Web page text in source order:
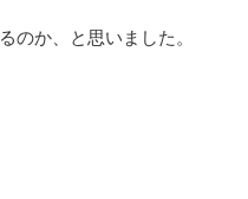
のか、と思いました。